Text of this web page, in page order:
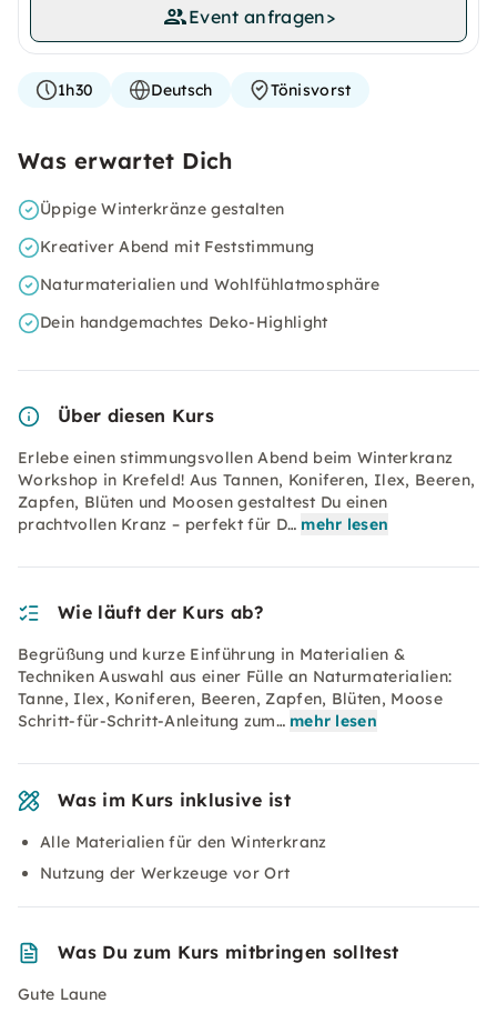
Event anfragen>
1h30 Deutsch Tönisvorst
Was erwartet Dich
Üppige Winterkränze gestalten
Kreativer Abend mit Feststimmung
Naturmaterialien und Wohlfühlatmosphäre
Dein handgemachtes Deko-Highlight
Über diesen Kurs
Erlebe einen stimmungsvollen Abend beim Winterkranz
Workshop in Krefeld! Aus Tannen, Koniferen, Ilex, Beeren,
Zapfen, Blüten und Moosen gestaltest Du einen
prachtvollen Kranz – perfekt für D… mehr lesen
Wie läuft der Kurs ab?
Begrüßung und kurze Einführung in Materialien &
Techniken Auswahl aus einer Fülle an Naturmaterialien:
Tanne, Ilex, Koniferen, Beeren, Zapfen, Blüten, Moose
Schritt-für-Schritt-Anleitung zum… mehr lesen
Was im Kurs inklusive ist
Alle Materialien für den Winterkranz
Nutzung der Werkzeuge vor Ort
Was Du zum Kurs mitbringen solltest
Gute Laune